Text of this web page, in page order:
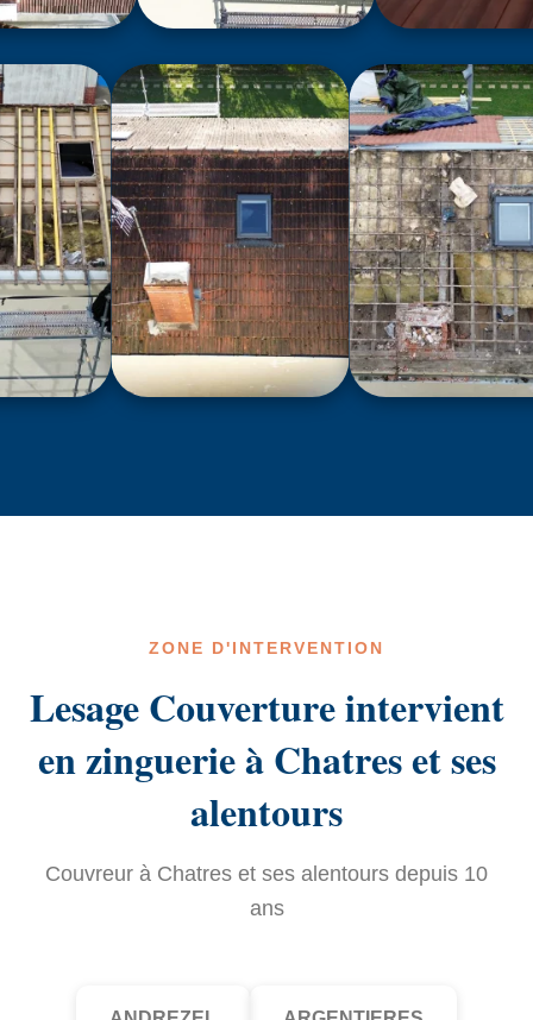
ZONE D'INTERVENTION
Lesage Couverture intervient
en zinguerie à Chatres et ses
alentours
Couvreur à Chatres et ses alentours depuis 10
ans